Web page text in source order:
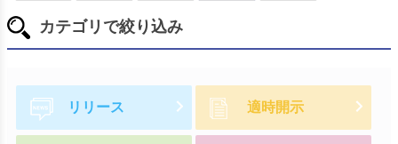
カテゴリで絞り込み
リリース 適時開示